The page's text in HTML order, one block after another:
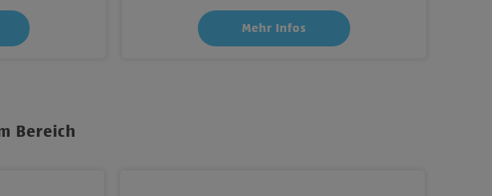
Mehr Infos
Bereich